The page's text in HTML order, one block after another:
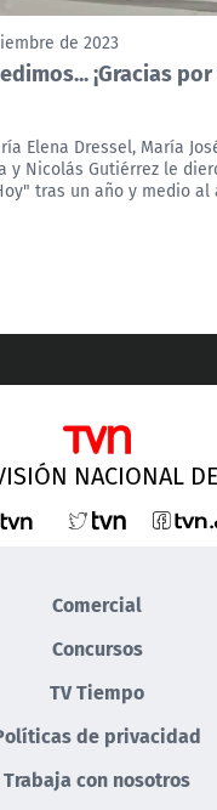
de 2023
¡Gracias
Elena Dressel, María
y Nicolás Gutiérrez le
tras un año y medio al
NACIONAL
Comercial
Concursos
TV Tiempo
de privacidad
Trabaja con nosotros